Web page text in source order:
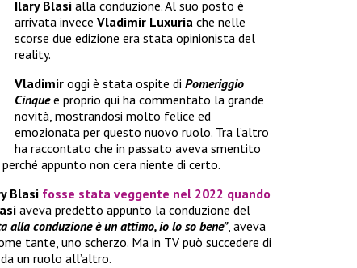
Ilary Blasi alla conduzione. Al suo posto è
arrivata invece Vladimir Luxuria che nelle
scorse due edizione era stata opinionista del
reality.
Vladimir oggi è stata ospite di Pomeriggio
Cinquee proprio qui ha commentato la grande
novità, mostrandosi molto felice ed
emozionata per questo nuovo ruolo. Tra l’altro
ha raccontato che in passato aveva smentito
appunto non c’era niente di certo.
Blasi fosse stata veggente nel 2022 quando
aveva predetto appunto la conduzione del
alla conduzione è un attimo, io lo so bene”, aveva
tante, uno scherzo. Ma in TV può succedere di
un ruolo all’altro.